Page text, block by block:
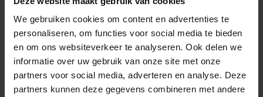
We gebruiken cookies om content en advertenties te
personaliseren, om functies voor social media te bieden
en om ons websiteverkeer te analyseren. Ook delen we
informatie over uw gebruik van onze site met onze
partners voor social media, adverteren en analyse. Deze
partners kunnen deze gegevens combineren met andere